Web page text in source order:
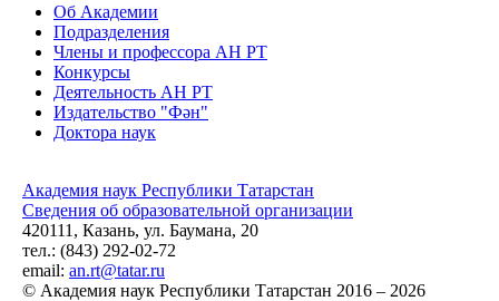
Об Академии
Подразделения
Члены и профессора АН РТ
Конкурсы
Деятельность АН РТ
Издательство "Фән"
Доктора наук
Академия наук Республики Татарстан
Сведения об образовательной организации
420111, Казань, ул. Баумана, 20
тел.: (843) 292-02-72
email: an.rt@tatar.ru
© Академия наук Республики Татарстан 2016 – 2026